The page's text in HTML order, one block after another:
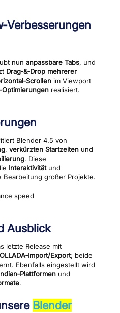
nunanpassbare Tabs, und
Drag‑&‑Drop mehrerer
im Viewport
realisiert.
Blender 4.5 von
,verkürzten Startzeiten und
. Diese
Interaktivitätund
großer Projekte.
Ausblick
letzte Release mit
Export; beide
Ebenfalls eingestellt wird
und
.
Blender